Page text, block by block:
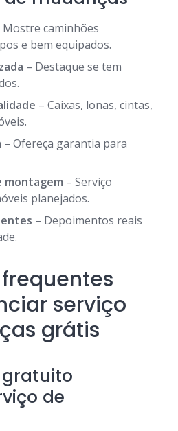
Mostre caminhões
e bem equipados.
– Destaque se tem
– Caixas, lonas, cintas,
– Ofereça garantia para
montagem – Serviço
planejados.
– Depoimentos reais
serviço
grátis
gratuito
de